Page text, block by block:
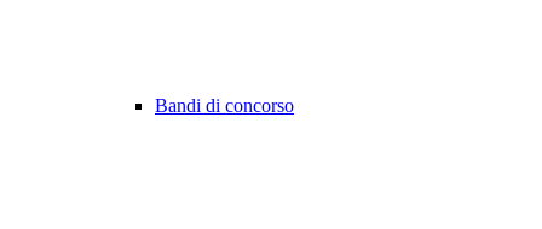
Bandi di concorso